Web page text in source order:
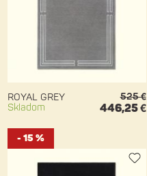
ROYAL GREY
Skladom
525 €
446,25 €
- 15 %